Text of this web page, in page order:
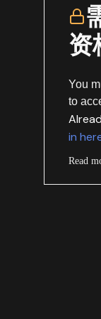
资
You
to
in
Read